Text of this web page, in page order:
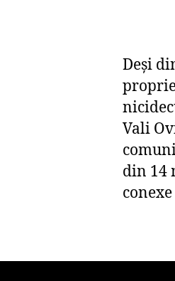
Deşi
Vali
din 14